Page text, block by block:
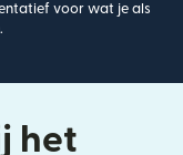
voor wat je als
het